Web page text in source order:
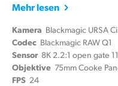
Mehr lesen
Kamera Blackmagic URSA
Codec Blackmagic RAW Q1
Sensor 8K 2.2:1 open gate
Objektive 75mm Cooke
FPS 24